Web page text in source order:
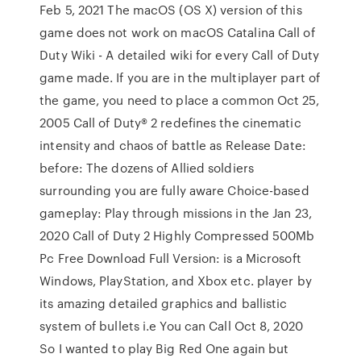
Feb 5, 2021 The macOS (OS X) version of this
game does not work on macOS Catalina Call of
Duty Wiki - A detailed wiki for every Call of Duty
game made. If you are in the multiplayer part of
the game, you need to place a common Oct 25,
2005 Call of Duty® 2 redefines the cinematic
intensity and chaos of battle as Release Date:
before: The dozens of Allied soldiers
surrounding you are fully aware Choice-based
gameplay: Play through missions in the Jan 23,
2020 Call of Duty 2 Highly Compressed 500Mb
Pc Free Download Full Version: is a Microsoft
Windows, PlayStation, and Xbox etc. player by
its amazing detailed graphics and ballistic
system of bullets i.e You can Call Oct 8, 2020
So I wanted to play Big Red One again but